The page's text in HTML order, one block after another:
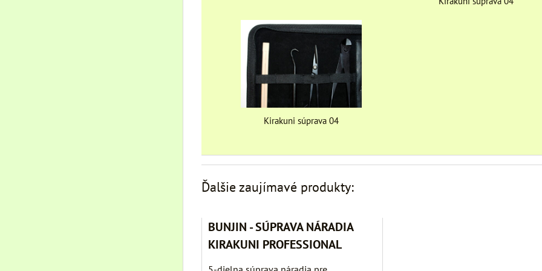
Kirakuni súprava 04
Ďalšie zaujímavé produkty:
BUNJIN - SÚPRAVA NÁRADIA
KIRAKUNI PROFESSIONAL